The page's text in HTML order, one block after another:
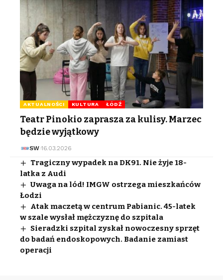
AKTUALNOŚCI KULTURA ŁÓDŹ
Teatr Pinokio zaprasza za kulisy. Marzec
będzie wyjątkowy
SW 16.03.2026
Tragiczny wypadek na DK91. Nie żyje 18-
latka z Audi
Uwaga na lód! IMGW ostrzega mieszkańców
Łodzi
Atak maczetą w centrum Pabianic. 45-latek
w szale wysłał mężczyznę do szpitala
Sieradzki szpital zyskał nowoczesny sprzęt
do badań endoskopowych. Badanie zamiast
operacji